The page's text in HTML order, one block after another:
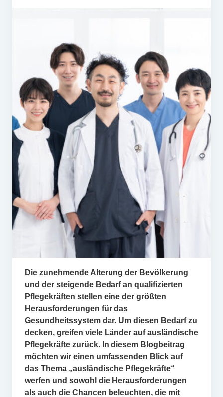
Die zunehmende Alterung der Bevölkerung
und der steigende Bedarf an qualifizierten
Pflegekräften stellen eine der größten
Herausforderungen für das
Gesundheitssystem dar. Um diesen Bedarf zu
decken, greifen viele Länder auf ausländische
Pflegekräfte zurück. In diesem Blogbeitrag
möchten wir einen umfassenden Blick auf
das Thema „ausländische Pflegekräfte“
werfen und sowohl die Herausforderungen
als auch die Chancen beleuchten, die mit